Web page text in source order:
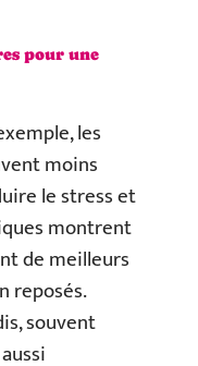
pour une
les
moins
le stress et
montrent
de meilleurs
reposés.
souvent